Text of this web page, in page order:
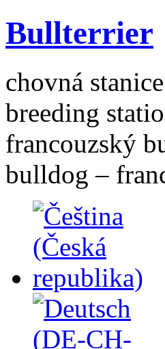
Bullterrier
chovná
breeding
francouzský
bulldog –